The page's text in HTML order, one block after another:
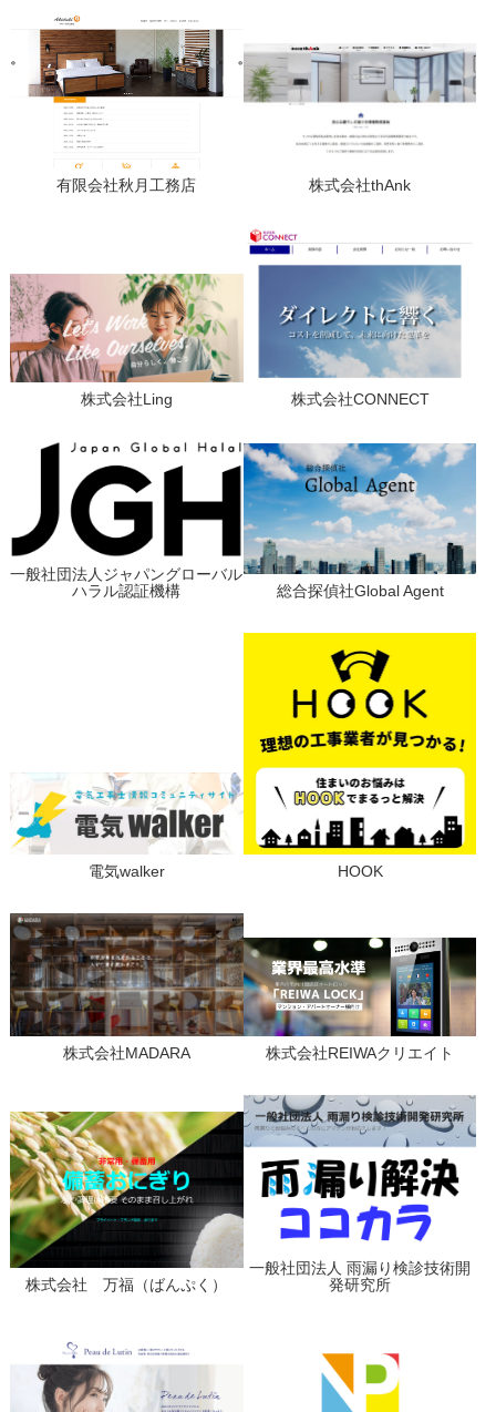
有限会社秋月工務店 株式会社thAnk
株式会社Ling 株式会社CONNECT
一般社団法人ジャパングローバル
ハラル認証機構
総合探偵社Global Agent
電気walker HOOK
株式会社MADARA 株式会社REIWAクリエイト
株式会社 万福（ばんぷく）
一般社団法人 雨漏り検診技術開
発研究所